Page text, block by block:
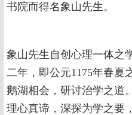
书院而得名象山先生。
象山先生自创心理一体之
二年，即公元1175年春夏
鹅湖相会，研讨治学之道
理心真谛，深探为学之要